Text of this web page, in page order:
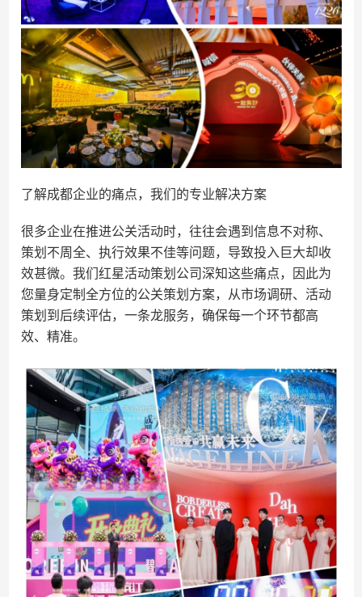
了解成都企业的痛点，我们的专业解决方案
很多企业在推进公关活动时，往往会遇到信息不对称、
策划不周全、执行效果不佳等问题，导致投入巨大却收
效甚微。我们红星活动策划公司深知这些痛点，因此为
您量身定制全方位的公关策划方案，从市场调研、活动
策划到后续评估，一条龙服务，确保每一个环节都高
效、精准。